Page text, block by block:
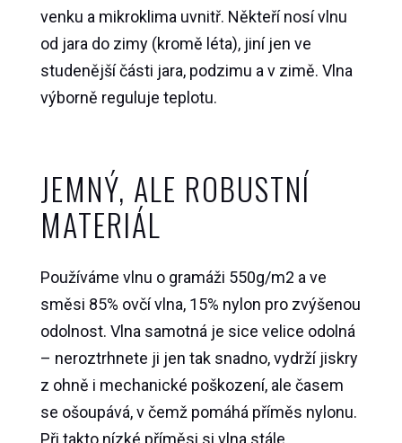
venku a mikroklima uvnitř. Někteří nosí vlnu
od jara do zimy (kromě léta), jiní jen ve
studenější části jara, podzimu a v zimě. Vlna
výborně reguluje teplotu.
JEMNÝ, ALE ROBUSTNÍ
MATERIÁL
Používáme vlnu o gramáži 550g/m2 a ve
směsi 85% ovčí vlna, 15% nylon pro zvýšenou
odolnost. Vlna samotná je sice velice odolná
– neroztrhnete ji jen tak snadno, vydrží jiskry
z ohně i mechanické poškození, ale časem
se ošoupává, v čemž pomáhá příměs nylonu.
Při takto nízké příměsi si vlna stále